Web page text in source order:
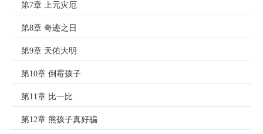
第7章 上元灾厄
第8章 奇迹之日
第9章 天佑大明
第10章 倒霉孩子
第11章 比一比
第12章 熊孩子真好骗